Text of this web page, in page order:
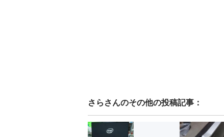
さら さんのその他の投稿記事：